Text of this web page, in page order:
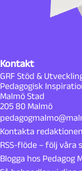
Kontakt
GRF Stöd &
Pedagogisk
Malmö Stad
205 80 Malmö
Kontakta redaktionen
RSS-flöde – följ våra
Blogga hos Pedagog